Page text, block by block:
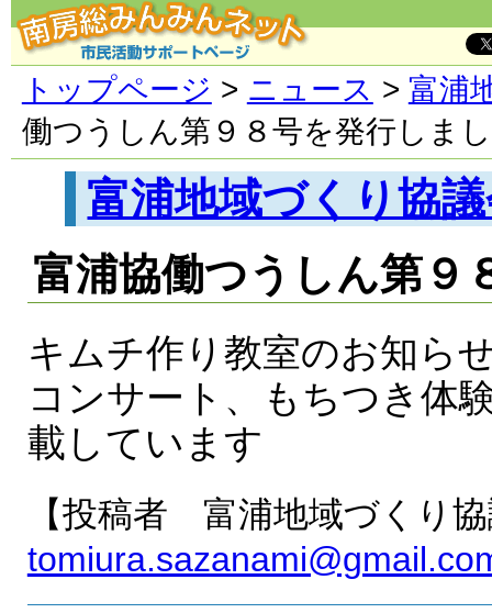
トップページ > ニュース > 富浦
働つうしん第９８号を発行しま
富浦地域づくり協
富浦協働つうしん第９
キムチ作り教室のお知ら
コンサート、もちつき体
載しています
【投稿者 富浦地域づくり